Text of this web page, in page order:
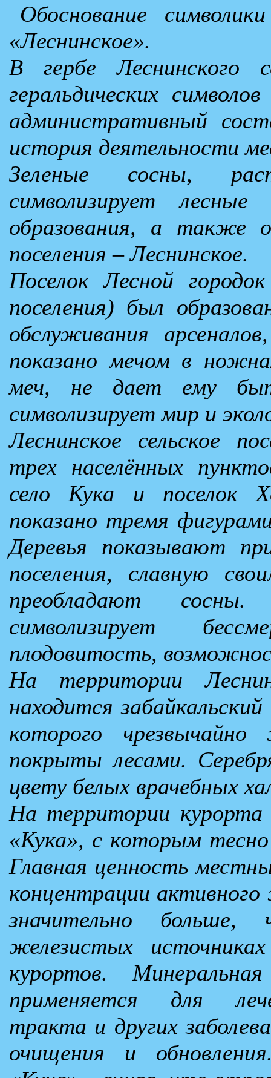
Обоснование
«Леснинское».
В гербе Леснинского
геральдических
административный
история деятельности
Зеленые сосны,
символизирует лесные
образования, а также
поселения – Леснинское.
Поселок Лесной
поселения) был
обслуживания
показано мечом в
меч, не дает ему
символизирует мир и
Леснинское сельское
трех населённых
село Кука и поселок
показано тремя
Деревья показывают
поселения, славную
преобладают
символизирует
плодовитость,
На территории
находится
которого
покрыты лесами.
цвету белых врачебных
На территории курорта
«Кука», с которым
Главная ценность
концентрации активного
значительно
железистых
курортов.
применяется для
тракта и других
очищения и